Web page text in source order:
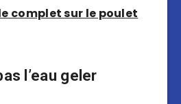
complet sur le poulet
l’eau geler